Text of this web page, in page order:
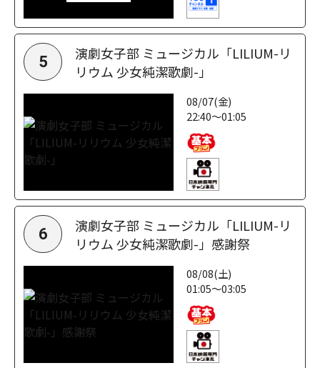
5
演劇女子部 ミュージカル「LILIUM-リ
リウム 少女純潔歌劇-」
08/07(金)
22:40～01:05
6
演劇女子部 ミュージカル「LILIUM-リ
リウム 少女純潔歌劇-」感謝祭
08/08(土)
01:05～03:05